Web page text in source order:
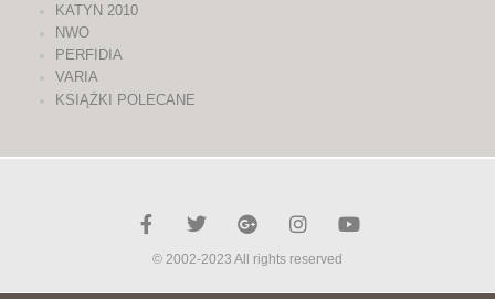
KATYN 2010
NWO
PERFIDIA
VARIA
KSIĄŻKI POLECANE
© 2002-2023 All rights reserved